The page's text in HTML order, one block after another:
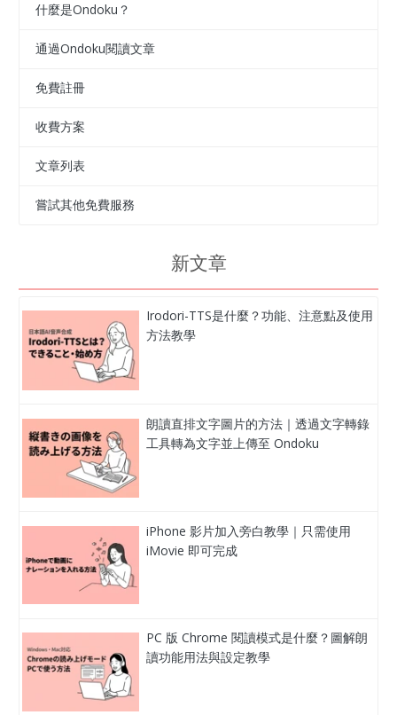
什麼是Ondoku？
通過Ondoku閱讀文章
免費註冊
收費方案
文章列表
嘗試其他免費服務
新文章
Irodori-TTS是什麼？功能、注意點及使用
方法教學
朗讀直排文字圖片的方法｜透過文字轉錄
工具轉為文字並上傳至 Ondoku
iPhone 影片加入旁白教學｜只需使用
iMovie 即可完成
PC 版 Chrome 閱讀模式是什麼？圖解朗
讀功能用法與設定教學